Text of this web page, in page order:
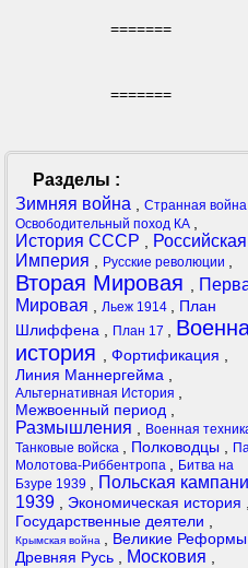
=======
=======
Разделы :
Зимняя война
Странная война
Освободительный поход КА
История СССР
Российская
Империя
Русские революции
Вторая Мировая
Мировая
Льеж 1914
План
Шлиффена
План 17
история
Фортификация
Линия Маннергейма
Альтернативная История
Межвоенный период
Размышления Военная
Танковые войска Полководцы
Молотова-Риббентропа
Битва на
Бзуре 1939
Польская
1939
Экономическая история
Государственные деятели
Крымская война Великие Реформы
Древняя Русь
Московия